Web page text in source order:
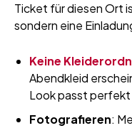
Ticket für diesen Ort
sondern eine
Keine
Abendkleid
Look passt perfekt
Fotografieren: